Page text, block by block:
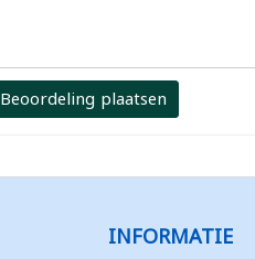
Beoordeling plaatsen
INFORMATIE